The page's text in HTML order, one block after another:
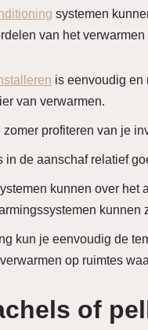
systemen
van het
is eenvoudig en
van verwarmen.
zomer profiteren van je
in de aanschaf relatief
kunnen over het
kunnen
kun je eenvoudig de
op ruimtes
of